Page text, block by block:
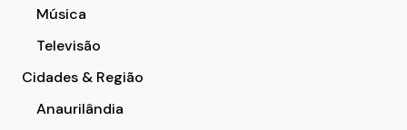
Música
Televisão
Cidades & Região
Anaurilândia